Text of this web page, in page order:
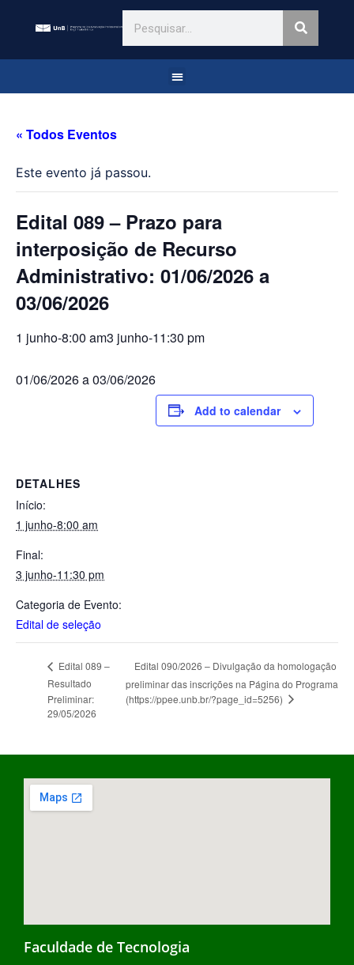
« Todos Eventos
Este evento já passou.
Edital 089 – Prazo para
interposição de Recurso
Administrativo: 01/06/2026 a
03/06/2026
1 junho-8:00 am3 junho-11:30 pm
01/06/2026 a 03/06/2026
Add to calendar
DETALHES
Início:
1 junho-8:00 am
Final:
3 junho-11:30 pm
Categoria de Evento:
Edital de seleção
Edital 089 –
Resultado
Preliminar:
29/05/2026
Edital 090/2026 – Divulgação da homologação
preliminar das inscrições na Página do Programa
(https://ppee.unb.br/?page_id=5256)
Faculdade de Tecnologia